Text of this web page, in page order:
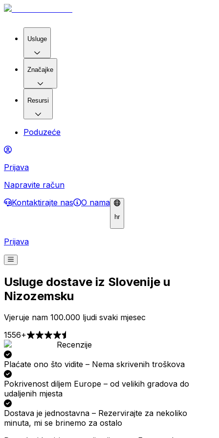
Usluge
Značajke
Resursi
Poduzeće
Prijava
Napravite račun
Kontaktirajte nas
O nama
hr
Prijava
Usluge dostave iz Slovenije u
Nizozemsku
Vjeruje nam 100.000 ljudi svaki mjesec
1556+
Recenzije
Preuzimanje
Dostava